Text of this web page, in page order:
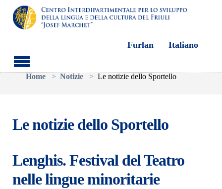
Skip to main content
Furlan Italiano
You are here:
Home
Notizie Le notizie dello Sportello
Le notizie dello Sportello
Lenghis. Festival del Teatro
nelle lingue minoritarie